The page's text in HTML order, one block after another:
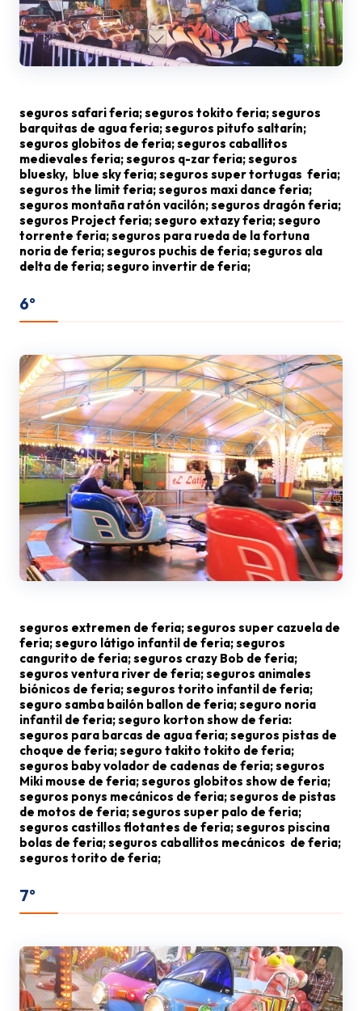
seguros safari feria; seguros tokito feria; seguros
barquitas de agua feria; seguros pitufo saltarín;
seguros globitos de feria; seguros caballitos
medievales feria; seguros q-zar feria; seguros
bluesky, blue sky feria; seguros super tortugas feria;
seguros the limit feria; seguros maxi dance feria;
seguros montaña ratón vacilón; seguros dragón feria;
seguros Project feria; seguro extazy feria; seguro
torrente feria; seguros para rueda de la fortuna
noria de feria; seguros puchis de feria; seguros ala
delta de feria; seguro invertir de feria;
6º
seguros extremen de feria; seguros super cazuela de
feria; seguro látigo infantil de feria; seguros
cangurito de feria; seguros crazy Bob de feria;
seguros ventura river de feria; seguros animales
biónicos de feria; seguros torito infantil de feria;
seguro samba bailón ballon de feria; seguro noria
infantil de feria; seguro korton show de feria:
seguros para barcas de agua feria; seguros pistas de
choque de feria; seguro takito tokito de feria;
seguros baby volador de cadenas de feria; seguros
Miki mouse de feria; seguros globitos show de feria;
seguros ponys mecánicos de feria; seguros de pistas
de motos de feria; seguros super palo de feria;
seguros castillos flotantes de feria; seguros piscina
bolas de feria; seguros caballitos mecánicos de feria;
seguros torito de feria;
7º